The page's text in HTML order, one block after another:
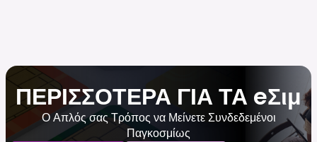
ΠΕΡΙΣΣΟΤΕΡΑ ΓΙΑ ΤΑ eΣιμ
Ο Απλός σας Τρόπος να Μείνετε Συνδεδεμένοι
Παγκοσμίως